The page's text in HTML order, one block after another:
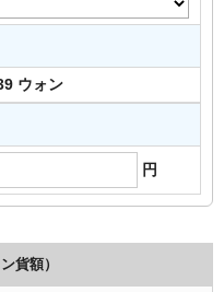
ウォン
円
貨額）